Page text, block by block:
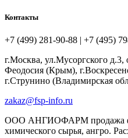
Контакты
+7 (499) 281-90-88 | +7 (495)
г.Москва, ул.Мусоргского д.3,
Феодосия (Крым),
г.Струнино (Владимирская
zakaz@fsp-info.ru
ООО АНГИОФАРМ продажа
химического сырья, ангро.